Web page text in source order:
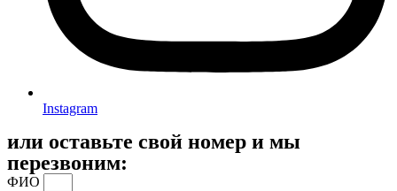
Instagram
или оставьте свой номер и мы
перезвоним:
ФИО